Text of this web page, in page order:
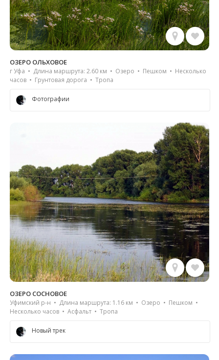
ОЗЕРО ОЛЬХОВОЕ
г Уфа • Длина маршрута: 2.60 км • Озеро • Пешком • Несколько
часов • Грунтовая дорога • Тропа
Фотографии
ОЗЕРО СОСНОВОЕ
Уфимский р-н • Длина маршрута: 1.16 км • Озеро • Пешком •
Несколько часов • Асфальт • Тропа
Новый трек